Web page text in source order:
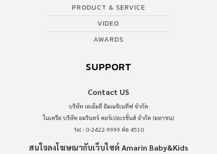
PRODUCT & SERVICE
VIDEO
AWARDS
SUPPORT
Contact US
บริษัท เอเอ็มอี อิมเมจิเนทีฟ จำกัด
ในเครือ บริษัท อมรินทร์ คอร์เปอเรชั่นส์ จำกัด (มหาชน)
Tel : 0-2422-9999 ต่อ 4510
สนใจลงโฆษณากับเว็บไซต์ Amarin Baby&Kids